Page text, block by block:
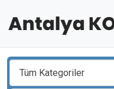
Tüm Kategoriler